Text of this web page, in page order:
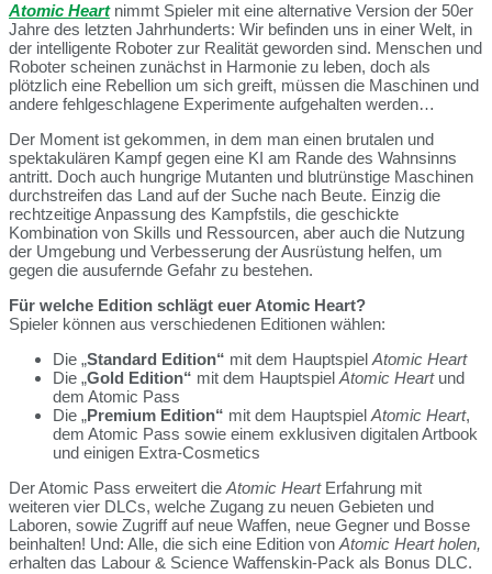
Atomic Heartnimmt Spieler mit eine alternative Version der 50er
Jahre des letzten Jahrhunderts: Wir befinden uns in einer Welt, in
der intelligente Roboter zur Realität geworden sind. Menschen und
Roboter scheinen zunächst in Harmonie zu leben, doch als
plötzlich eine Rebellion um sich greift, müssen die Maschinen und
andere fehlgeschlagene Experimente aufgehalten werden…
Der Moment ist gekommen, in dem man einen brutalen und
spektakulären Kampf gegen eine KI am Rande des Wahnsinns
antritt. Doch auch hungrige Mutanten und blutrünstige Maschinen
durchstreifen das Land auf der Suche nach Beute. Einzig die
rechtzeitige Anpassung des Kampfstils, die geschickte
Kombination von Skills und Ressourcen, aber auch die Nutzung
der Umgebung und Verbesserung der Ausrüstung helfen, um
gegen die ausufernde Gefahr zu bestehen.
Für welche Edition schlägt euer Atomic Heart?
Spieler können aus verschiedenen Editionen wählen:
Die „Standard Edition“ mit dem Hauptspiel Atomic Heart
Die „Gold Edition“ mit dem Hauptspiel Atomic Heartund
dem Atomic Pass
Die „Premium Edition“ mit dem Hauptspiel Atomic Heart,
dem Atomic Pass sowie einem exklusiven digitalen Artbook
und einigen Extra-Cosmetics
Der Atomic Pass erweitert die Atomic HeartErfahrung mit
weiteren vier DLCs, welche Zugang zu neuen Gebieten und
Laboren, sowie Zugriff auf neue Waffen, neue Gegner und Bosse
beinhalten! Und: Alle, die sich eine Edition von Atomic Heart holen,
erhalten das Labour & Science Waffenskin-Pack als Bonus DLC.